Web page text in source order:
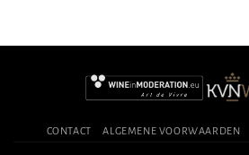
CONTACT ALGEMENE VOORWAARDEN